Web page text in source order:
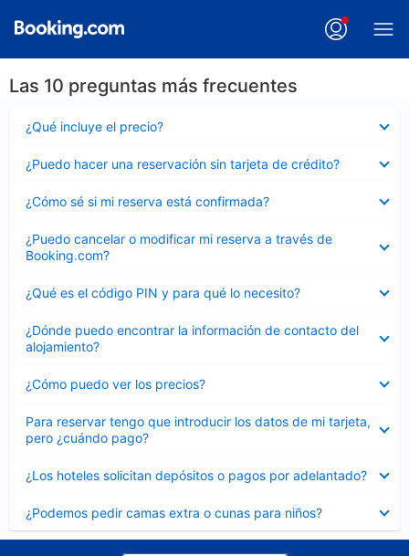
Las 10 preguntas más frecuentes
¿Qué incluye el precio?
cerrado
¿Puedo hacer una reservación sin tarjeta de crédito?
cerrado
¿Cómo sé si mi reserva está confirmada?
cerrado
¿Puedo cancelar o modificar mi reserva a través de
Booking.com?
cerrado
¿Qué es el código PIN y para qué lo necesito?
cerrado
¿Dónde puedo encontrar la información de contacto del
alojamiento?
cerrado
¿Cómo puedo ver los precios?
cerrado
Para reservar tengo que introducir los datos de mi tarjeta,
pero ¿cuándo pago?
cerrado
¿Los hoteles solicitan depósitos o pagos por adelantado?
cerrado
¿Podemos pedir camas extra o cunas para niños?
cerrado